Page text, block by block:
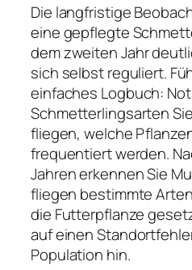
Die langfristige
eine gepflegte
dem zweiten Jahr
sich selbst reguliert.
einfaches Logbuch:
Schmetterlingsarten
fliegen, welche
frequentiert werden.
Jahren erkennen Sie
fliegen bestimmte
die Futterpflanze
auf einen
Population hin.